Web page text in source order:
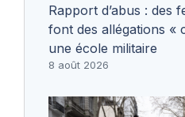
Rapport d’abus : des
font des allégations «
une école militaire
8 août 2026